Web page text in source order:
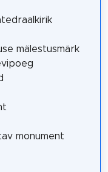
mälestusmärk
monument